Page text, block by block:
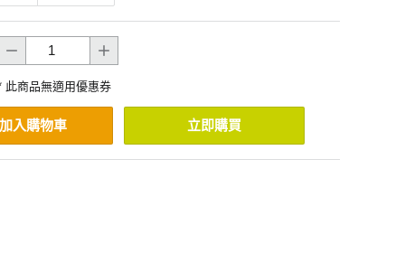
此商品無適用優惠券
加入購物車 立即購買